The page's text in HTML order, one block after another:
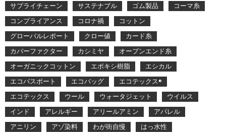
サプライチェーン
サステナブル ゴム製品
コーマ糸
コンプライアンス
コロナ禍
コットン
グローバルレポート
クロー値
カード糸
カバーファクター
カシミヤ
オープンエンド糸
オーガニックコットン
エポキシ樹脂
エシカル
エコパスポート
エコバッグ
エコテックス®
エコテックス
ウール ウォータジェット
ウイルス
インド
アレルギー アリールアミン
アパレル
アニリン
アゾ染料 わが街自慢
はっ水性